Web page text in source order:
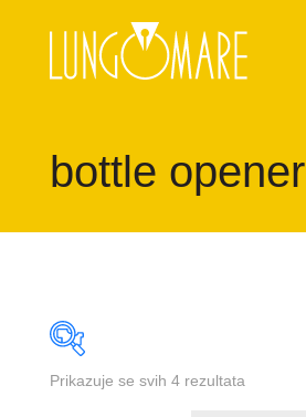
bottle opener
Prikazuje se svih 4 rezultata